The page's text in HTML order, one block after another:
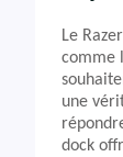
Le
comme
une
dock